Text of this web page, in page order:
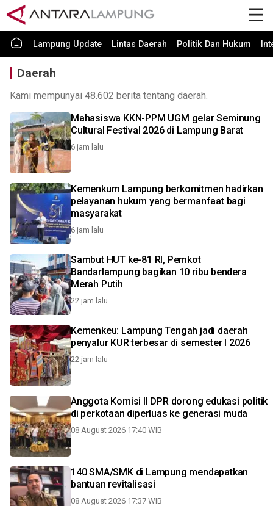
Lampung Update Lintas Daerah Politik Dan Hukum
Daerah
Kami mempunyai 48.602 berita tentang daerah.
Mahasiswa KKN-PPM UGM gelar Seminung
Cultural Festival 2026 di Lampung Barat
6 jam lalu
Kemenkum Lampung berkomitmen hadirkan
pelayanan hukum yang bermanfaat bagi
masyarakat
6 jam lalu
Sambut HUT ke-81 RI, Pemkot
Bandarlampung bagikan 10 ribu bendera
Merah Putih
22 jam lalu
Kemenkeu: Lampung Tengah jadi daerah
penyalur KUR terbesar di semester I 2026
22 jam lalu
Anggota Komisi II DPR dorong edukasi politik
di perkotaan diperluas ke generasi muda
08 August 2026 17:40 WIB
140 SMA/SMK di Lampung mendapatkan
bantuan revitalisasi
08 August 2026 17:37 WIB